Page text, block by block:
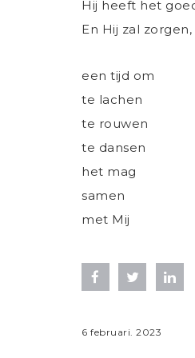
Hij heeft het
En Hij zal
een tijd om
te lachen
te rouwen
te dansen
het mag
samen
met Mij
6 februari 2023